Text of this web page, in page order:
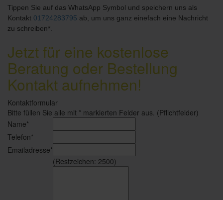
Tippen Sie auf das WhatsApp Symbol und speichern uns als
Kontakt 01724283795 ab, um uns ganz einefach eine Nachricht
zu schreiben*.
Jetzt für eine kostenlose
Beratung oder Bestellung
Kontakt aufnehmen!
Kontaktformular
Bitte füllen Sie alle mit * markierten Felder aus. (Pflichtfelder)
Name*
Telefon*
Emailadresse*
(Restzeichen: 2500)